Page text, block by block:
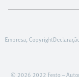
© 2026 2022 Festo –
Empresa, Copyright